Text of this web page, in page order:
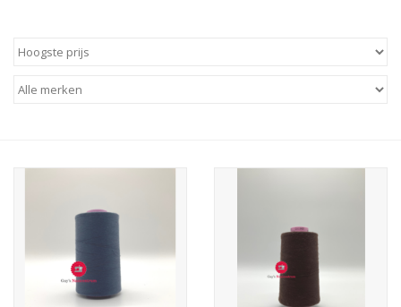
Opbergsystemen
Handwerk